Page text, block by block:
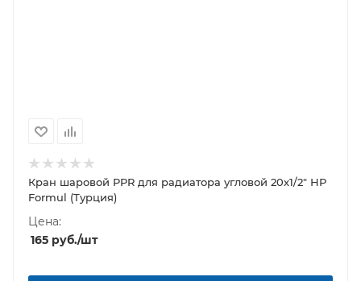
Кран шаровой PPR для радиатора угловой 20х1/2" НР
Formul (Турция)
Цена:
165 руб./шт